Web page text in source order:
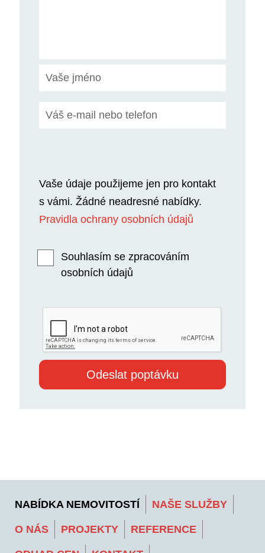
Vaše údaje použijeme jen pro kontakt
s vámi. Žádné neadresné nabídky.
Pravidla ochrany osobních údajů
Souhlasím se zpracováním
osobních údajů
NABÍDKA NEMOVITOSTÍ NAŠE SLUŽBY
O NÁS PROJEKTY REFERENCE